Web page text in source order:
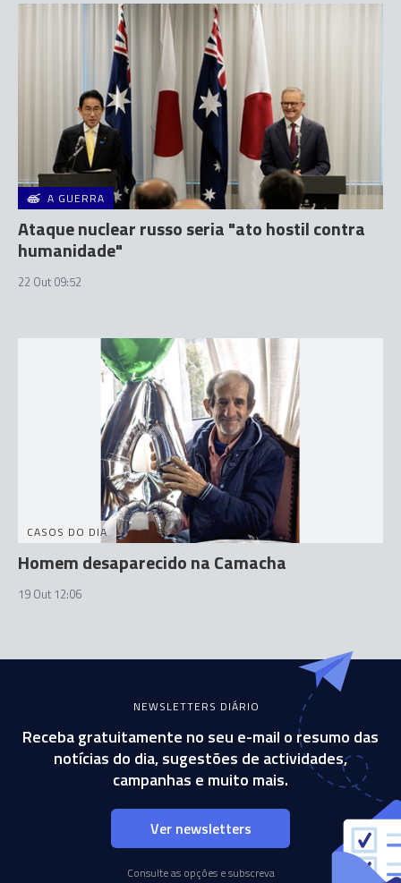
A GUERRA
Ataque nuclear russo seria "ato hostil contra
humanidade"
22 Out 09:52
CASOS DO DIA
Homem desaparecido na Camacha
19 Out 12:06
NEWSLETTERS DIÁRIO
Receba gratuitamente no seu e-mail o resumo das
notícias do dia, sugestões de actividades,
campanhas e muito mais.
Ver newsletters
Consulte as opções e subscreva